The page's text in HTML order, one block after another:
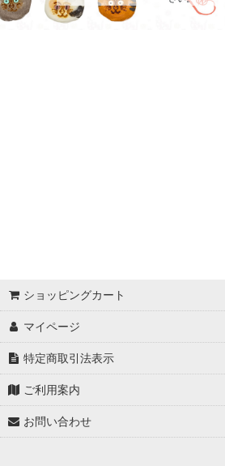
ショッピングカート
マイページ
特定商取引法表示
ご利用案内
お問い合わせ